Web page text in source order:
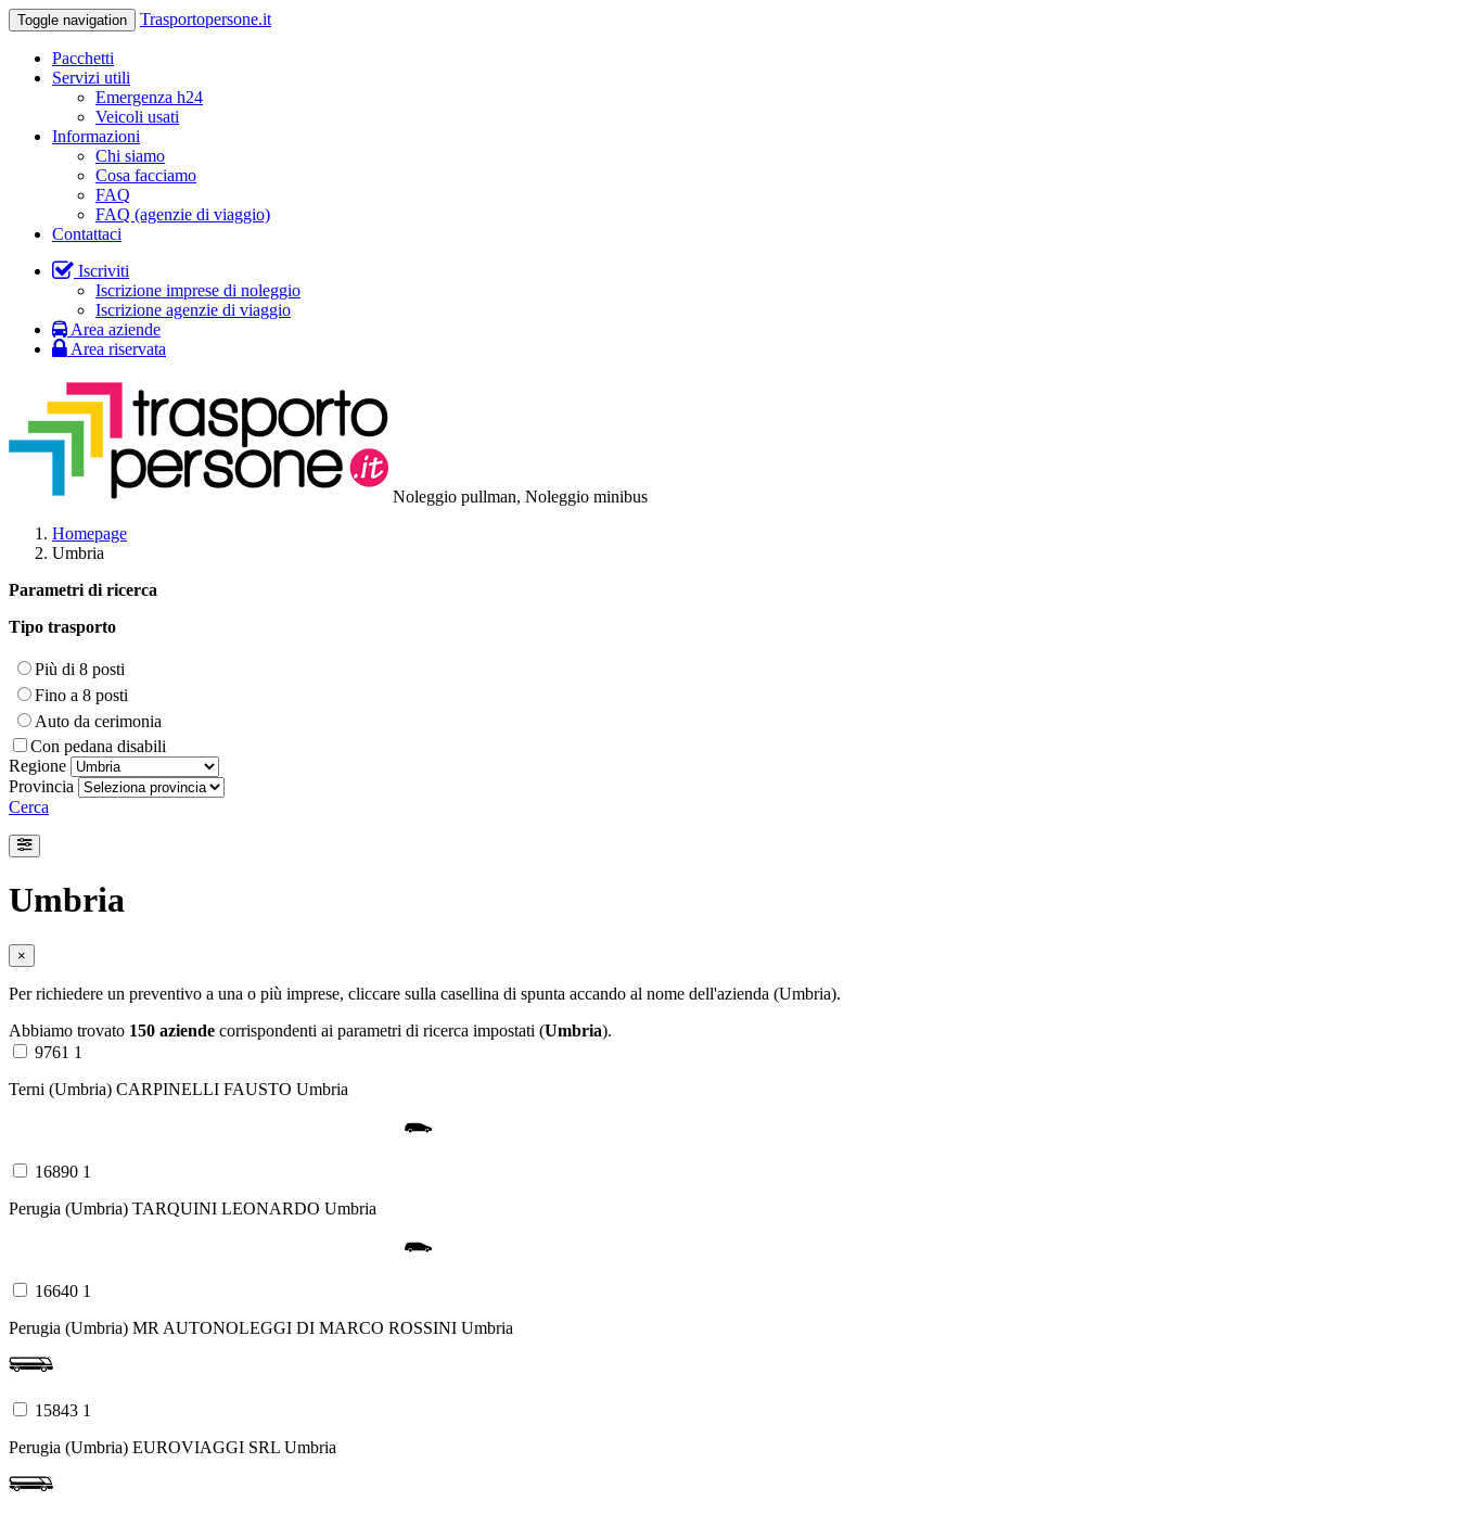
Toggle navigation Trasportopersone.it
Pacchetti
Servizi utili
Emergenza h24
Veicoli usati
Informazioni
Chi siamo
Cosa facciamo
FAQ
FAQ (agenzie di viaggio)
Contattaci
Iscriviti
Iscrizione imprese di noleggio
Iscrizione agenzie di viaggio
Area aziende
Area riservata
Noleggio pullman, Noleggio minibus
Homepage
Umbria
Parametri di ricerca
Tipo trasporto
Più di 8 posti
Fino a 8 posti
Auto da cerimonia
Con pedana disabili
Regione
Provincia
Cerca
Umbria
×
Per richiedere un preventivo a una o più imprese, cliccare sulla casellina di spunta accando al nome dell'azienda (Umbria).
Abbiamo trovato 150 aziende corrispondenti ai parametri di ricerca impostati (Umbria).
9761 1
Terni (Umbria) CARPINELLI FAUSTO Umbria
16890 1
Perugia (Umbria) TARQUINI LEONARDO Umbria
16640 1
Perugia (Umbria) MR AUTONOLEGGI DI MARCO ROSSINI Umbria
15843 1
Perugia (Umbria) EUROVIAGGI SRL Umbria